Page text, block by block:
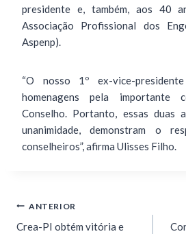
presidente e, também, aos 40
Associação Profissional dos
Aspenp).
“O nosso 1º ex-vice-
homenagens pela importante
Conselho. Portanto, essas duas
unanimidade, demonstram o
conselheiros”, afirma Ulisses Filho.
ANTERIOR
Crea-PI obtém vitória e